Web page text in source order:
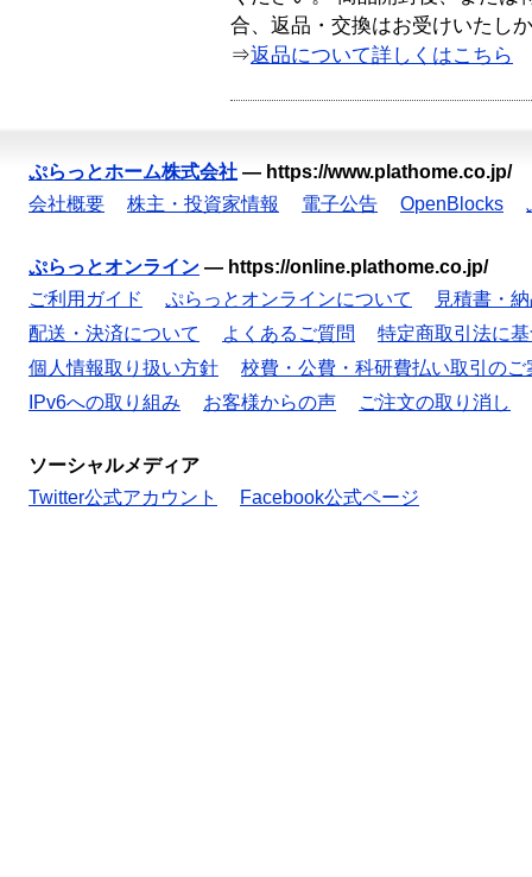
合、返品・交換はお受けいたし
⇒返品について詳しくはこちら
ぷらっとホーム株式会社 — https://www.plathome.co.jp/
会社概要
株主・投資家情報 電子公告 OpenBlocks
ぷらっとオンライン — https://online.plathome.co.jp/
ご利用ガイド
ぷらっとオンラインについて
見積書・
配送・決済について
よくあるご質問
特定商取引法に
個人情報取り扱い方針
校費・公費・科研費払い取引のご
IPv6への取り組み
お客様からの声 ご注文の取り消し
ソーシャルメディア
Twitter公式アカウント
Facebook公式ページ